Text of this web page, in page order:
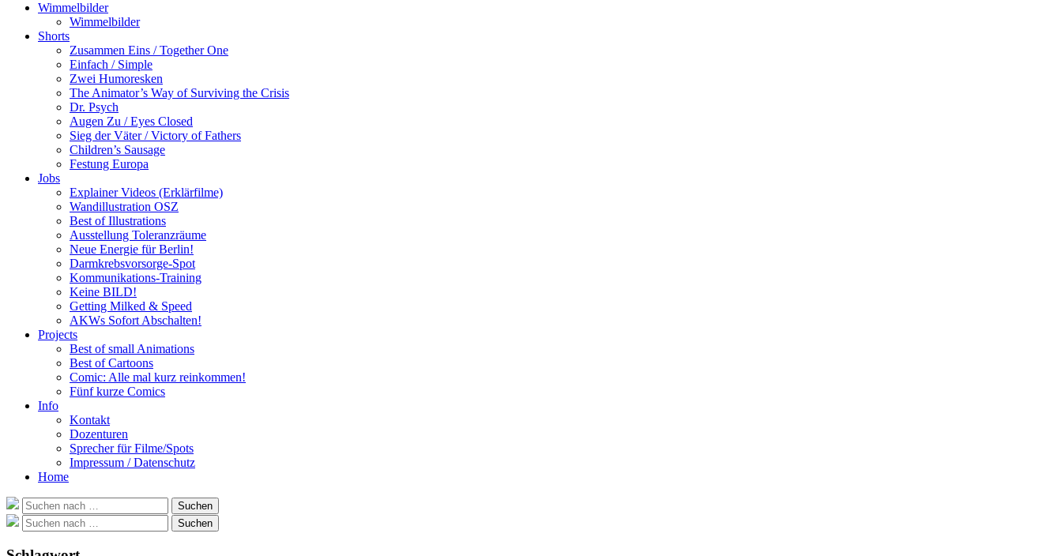
Wimmelbilder
Wimmelbilder
Shorts
Zusammen Eins / Together One
Einfach / Simple
Zwei Humoresken
The Animator’s Way of Surviving the Crisis
Dr. Psych
Augen Zu / Eyes Closed
Sieg der Väter / Victory of Fathers
Children’s Sausage
Festung Europa
Jobs
Explainer Videos (Erklärfilme)
Wandillustration OSZ
Best of Illustrations
Ausstellung Toleranzräume
Neue Energie für Berlin!
Darmkrebsvorsorge-Spot
Kommunikations-Training
Keine BILD!
Getting Milked & Speed
AKWs Sofort Abschalten!
Projects
Best of small Animations
Best of Cartoons
Comic: Alle mal kurz reinkommen!
Fünf kurze Comics
Info
Kontakt
Dozenturen
Sprecher für Filme/Spots
Impressum / Datenschutz
Home
Suche
nach:
Suchen
Suche
nach:
Suchen